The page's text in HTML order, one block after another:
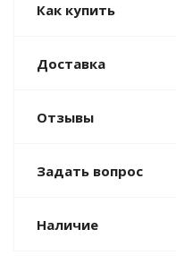
Как купить
Доставка
Отзывы
Задать вопрос
Наличие